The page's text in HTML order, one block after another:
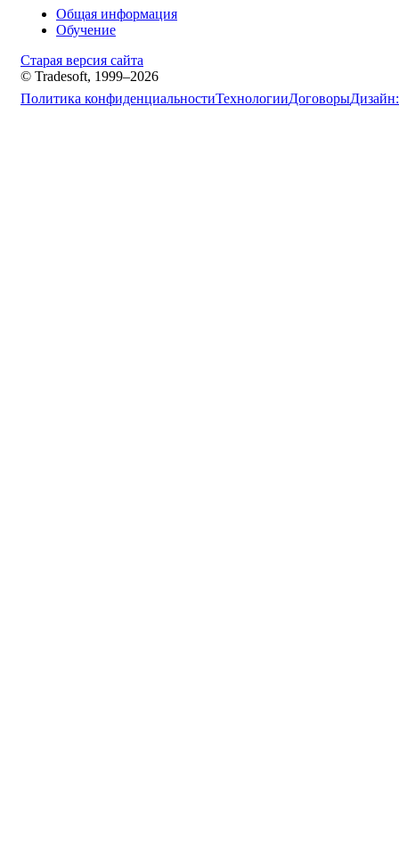
Общая информация
Обучение
Старая версия сайта
© Tradesoft, 1999–2026
Политика конфиденциальностиТехнологииДоговорыДизайн: